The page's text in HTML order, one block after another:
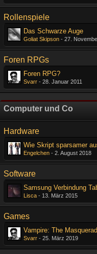
Rollenspiele
Das Schwarze Auge
Goliat Skipson - 27.
Foren RPGs
Foren RPG?
Svarr - 28. Januar 2011
Computer und Co
Hardware
Wie Skript sparsamer
Engelchen - 2. August 2018
Software
Samsung Verbindung
Lisca - 13. März 2015
Games
Vampire: The
Svarr - 25. März 2019